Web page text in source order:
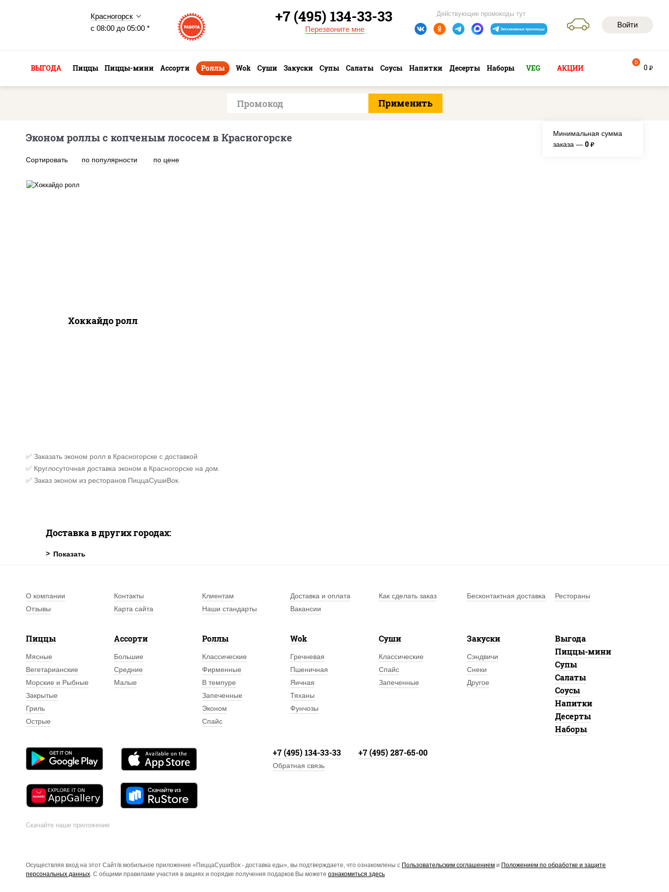
Красногорск
с 08:00 до 05:00 *
Войти
Действующие промокоды тут
+7 (495) 134-33-33
Перезвоните мне
ВЫГОДА Пиццы Пиццы-мини Ассорти Роллы Wok Суши Закуски Супы Салаты Соусы Напитки Десерты Наборы VEG АКЦИИ 0 руб
0
Эконом роллы с копченым лососем в Красногорске
Сортировать по популярности по цене
Минимальная сумма
заказа — 0 руб.
Хоккайдо ролл
✅ Заказать эконом ролл в Красногорске с доставкой
✅ Круглосуточная доставка эконом в Красногорске на дом.
✅ Заказ эконом из ресторанов ПиццаСушиВок.
Доставка в других городах:
О компании Контакты Клиентам Доставка и оплата Как сделать заказ Бесконтактная доставка
Рестораны
Отзывы
Карта сайта Наши стандарты Вакансии
Пиццы
Мясные
Вегетарианские
Морские и Рыбные
Закрытые
Гриль
Острые
Ассорти
Большие
Средние
Малые
Роллы
Классические
Фирменные
В темпуре
Запеченные
Эконом
Спайс
Wok
Гречневая
Пшеничная
Яичная
Тяханы
Фунчозы
Суши
Классические
Спайс
Запеченные
Закуски
Сэндвичи
Снеки
Другое
Выгода
Пиццы-мини
Супы
Салаты
Соусы
Напитки
Десерты
Наборы
Скачайте наше приложение
+7 (495) 134-33-33 +7 (495) 287-65-00
Обратная связь
Осуществляя вход на этот Сайт/в мобильное приложение «ПиццаСушиВок - доставка еды», вы подтверждаете, что ознакомлены с Пользовательским соглашением и Положением по обработке и защите
персональных данных. С общими правилами участия в акциях и порядке получения подарков Вы можете ознакомиться здесь